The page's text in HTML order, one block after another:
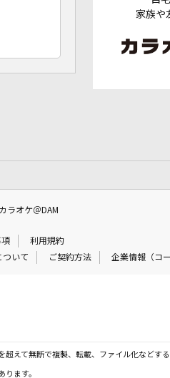
家族や
カラオケ＠DAM
利用規約
ついて ご契約方法 企業情報（コ
えて無断で複製、転載、ファイル化などする
ります。